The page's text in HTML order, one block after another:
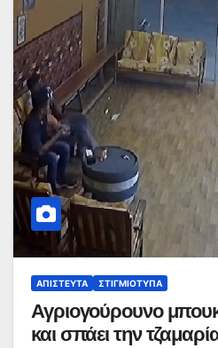
ΑΠΊΣΤΕΥΤΑ ΣΤΙΓΜΙΌΤΥΠΑ
Αγριογούρουνο
και σπάει την